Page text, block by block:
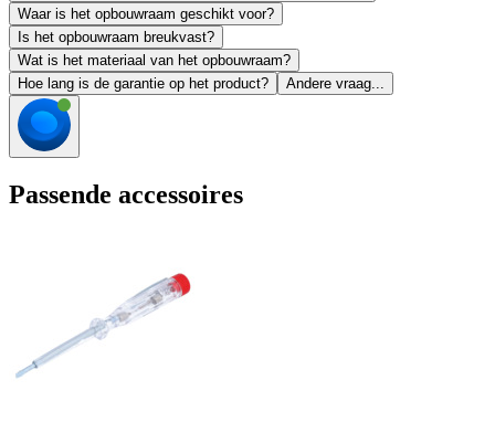
Waar is het opbouwraam geschikt voor?
Is het opbouwraam breukvast?
Wat is het materiaal van het opbouwraam?
Hoe lang is de garantie op het product?
Andere vraag...
Passende accessoires